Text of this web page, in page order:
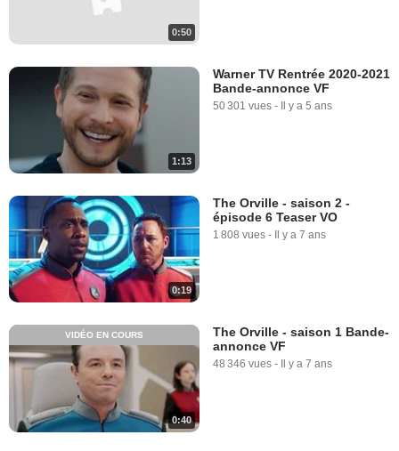
0:50
1:13
Warner TV Rentrée 2020-2021
Bande-annonce VF
50 301 vues - Il y a 5 ans
0:19
The Orville - saison 2 -
épisode 6 Teaser VO
1 808 vues - Il y a 7 ans
0:40
VIDÉO EN COURS
The Orville - saison 1 Bande-
annonce VF
48 346 vues - Il y a 7 ans